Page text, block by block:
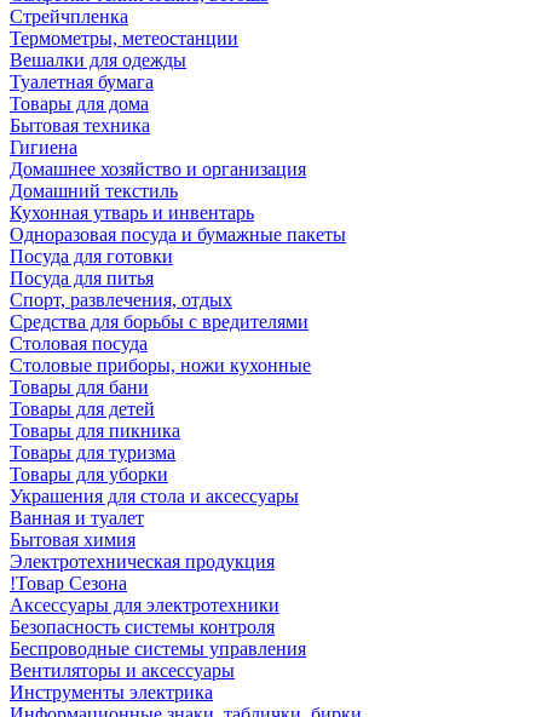
Стрейчпленка
Термометры, метеостанции
Вешалки для одежды
Туалетная бумага
Товары для дома
Бытовая техника
Гигиена
Домашнее хозяйство и организация
Домашний текстиль
Кухонная утварь и инвентарь
Одноразовая посуда и бумажные пакеты
Посуда для готовки
Посуда для питья
Спорт, развлечения, отдых
Средства для борьбы с вредителями
Столовая посуда
Столовые приборы, ножи кухонные
Товары для бани
Товары для детей
Товары для пикника
Товары для туризма
Товары для уборки
Украшения для стола и аксессуары
Ванная и туалет
Бытовая химия
Электротехническая продукция
!Товар Сезона
Аксессуары для электротехники
Безопасность системы контроля
Беспроводные системы управления
Вентиляторы и аксессуары
Инструменты электрика